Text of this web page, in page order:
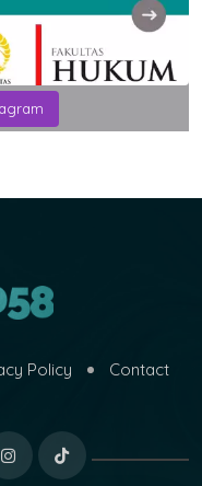
Policy Contact